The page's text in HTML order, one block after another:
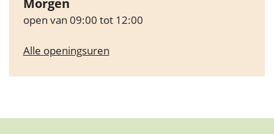
Morgen
open van 09:00 tot 12:00
Alle openingsurenProject-
vrijwilligerswerk